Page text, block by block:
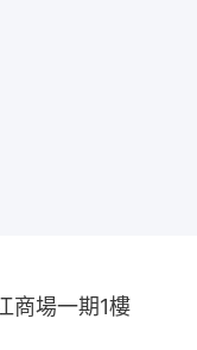
商場一期1樓